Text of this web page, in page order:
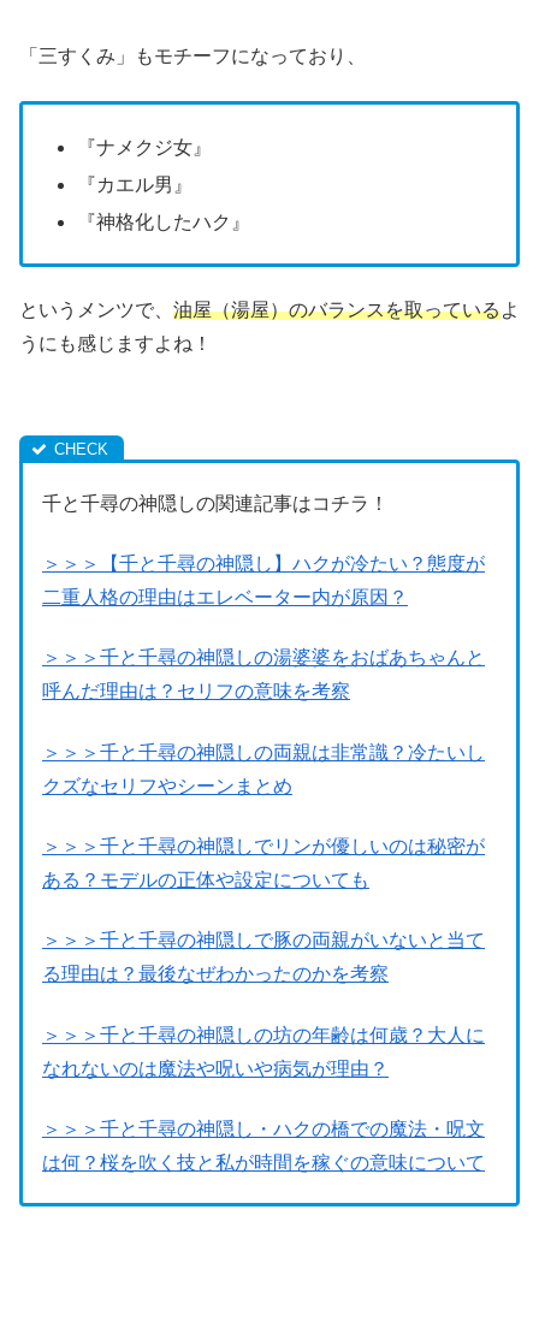
「三すくみ」もモチーフになっており、
『ナメクジ女』
『カエル男』
『神格化したハク』
というメンツで、 油屋（湯屋）のバランスを取っているよ
うにも感じますよね！
千と千尋の神隠しの関連記事はコチラ！
＞＞＞【千と千尋の神隠し】ハクが冷たい？態度が
二重人格の理由はエレベーター内が原因？
＞＞＞千と千尋の神隠しの湯婆婆をおばあちゃんと
呼んだ理由は？セリフの意味を考察
＞＞＞千と千尋の神隠しの両親は非常識？冷たいし
クズなセリフやシーンまとめ
＞＞＞千と千尋の神隠しでリンが優しいのは秘密が
ある？モデルの正体や設定についても
＞＞＞千と千尋の神隠しで豚の両親がいないと当て
る理由は？最後なぜわかったのかを考察
＞＞＞千と千尋の神隠しの坊の年齢は何歳？大人に
なれないのは魔法や呪いや病気が理由？
＞＞＞千と千尋の神隠し・ハクの橋での魔法・呪文
は何？桜を吹く技と私が時間を稼ぐの意味について